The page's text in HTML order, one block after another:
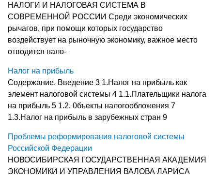
НАЛОГИ И НАЛОГОВАЯ СИСТЕМА В
СОВРЕМЕННОЙ РОССИИ Среди экономических
рычагов, при помощи которых государство
воздействует на рыночную экономику, важное место
отводится нало-
Налог на прибыль
Содержание. Введение 3 1.Налог на прибыль как
элемент налоговой системы 4 1.1.Плательщики налога
на прибыль 5 1.2. 0бъекты налогообложения 7
1.3.Налог на прибыль в зарубежных стран 9
Проблемы реформирования налоговой системы
Российской Федерации
НОВОСИБИРСКАЯ ГОСУДАРСТВЕННАЯ АКАДЕМИЯ
ЭКОНОМИКИ И УПРАВЛЕНИЯ ВАЛОВА ЛАРИСА